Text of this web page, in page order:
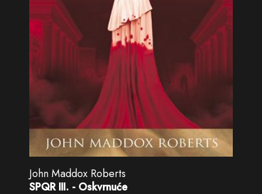
John Maddox Roberts
SPQR III. - Oskvrnuće